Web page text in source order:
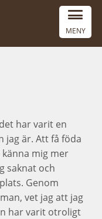
MENY
har varit en
jag är. Att få föda
mig mer
saknat och
Genom
vet jag att jag
har varit otroligt